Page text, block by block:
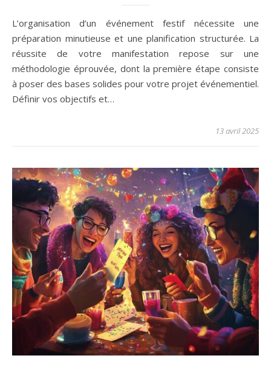
L’organisation d’un événement festif nécessite une
préparation minutieuse et une planification structurée. La
réussite de votre manifestation repose sur une
méthodologie éprouvée, dont la première étape consiste
à poser des bases solides pour votre projet événementiel.
Définir vos objectifs et…
13 avril 2025